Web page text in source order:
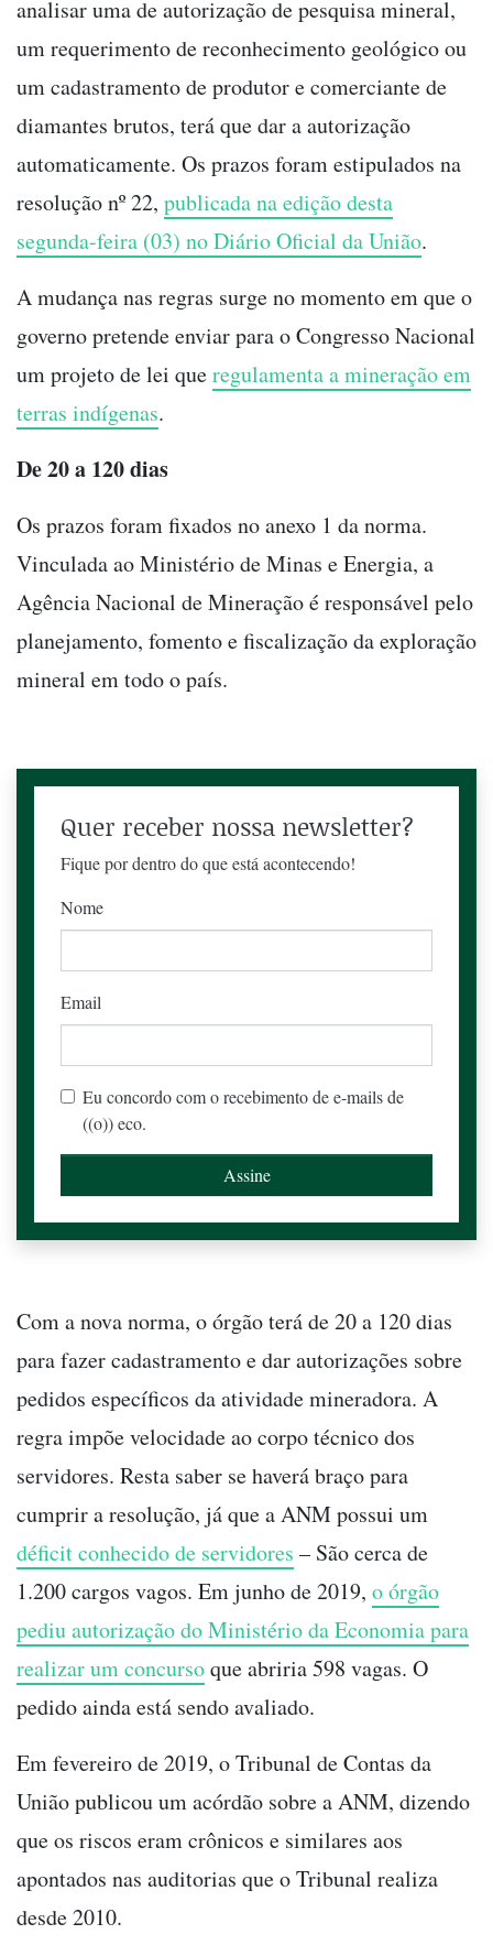
analisar uma de autorização de pesquisa mineral,
um requerimento de reconhecimento geológico ou
um cadastramento de produtor e comerciante de
diamantes brutos, terá que dar a autorização
automaticamente. Os prazos foram estipulados na
resolução nº 22, publicada na edição desta
segunda-feira (03) no Diário Oficial da União.
A mudança nas regras surge no momento em que o
governo pretende enviar para o Congresso Nacional
um projeto de lei queregulamenta a mineração em
terras indígenas.
De 20 a 120 dias
Os prazos foram fixados no anexo 1 da norma.
Vinculada ao Ministério de Minas e Energia, a
Agência Nacional de Mineração é responsável pelo
planejamento, fomento e fiscalização da exploração
mineral em todo o país.
Quer receber nossa newsletter?
Fique por dentro do que está acontecendo!
Nome
Email
Eu concordo com o recebimento de e-mails de
((o)) eco.
Com a nova norma, o órgão terá de 20 a 120 dias
para fazer cadastramento e dar autorizações sobre
pedidos específicos da atividade mineradora. A
regra impõe velocidade ao corpo técnico dos
servidores. Resta saber se haverá braço para
cumprir a resolução, já que a ANM possui um
déficit conhecido de servidores – São cerca de
1.200 cargos vagos. Em junho de 2019, o órgão
pediu autorização do Ministério da Economia para
realizar um concursoque abriria 598 vagas. O
pedido ainda está sendo avaliado.
Em fevereiro de 2019, o Tribunal de Contas da
União publicou um acórdão sobre a ANM, dizendo
que os riscos eram crônicos e similares aos
apontados nas auditorias que o Tribunal realiza
desde 2010.